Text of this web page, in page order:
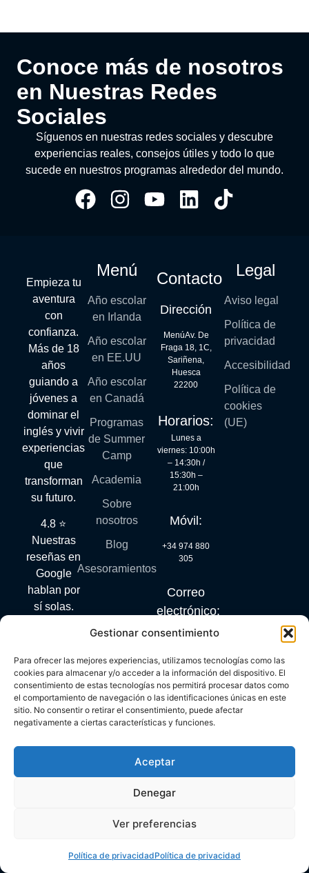
Gestionar consentimiento
Para ofrecer las mejores experiencias, utilizamos tecnologías como las
cookies para almacenar y/o acceder a la información del dispositivo. El
consentimiento de estas tecnologías nos permitirá procesar datos como
el comportamiento de navegación o las identificaciones únicas en este
sitio. No consentir o retirar el consentimiento, puede afectar
negativamente a ciertas características y funciones.
Aceptar
Denegar
Ver preferencias
Política de privacidadPolítica de privacidad
Conoce más de nosotros
en Nuestras Redes
Sociales
Síguenos en nuestras redes sociales y descubre
experiencias reales, consejos útiles y todo lo que
sucede en nuestros programas alrededor del mundo.
Empieza tu
aventura
con
confianza.
Más de 18
años
guiando a
jóvenes a
dominar el
inglés y vivir
experiencias
que
transforman
su futuro.
4.8 ⭐
Nuestras
reseñas en
Google
hablan por
sí solas.
Menú
Año escolar
en Irlanda
Año escolar
en EE.UU
Año escolar
en Canadá
Programas
de Summer
Camp
Academia
Sobre
nosotros
Blog
Asesoramientos
Contacto
Dirección
MenúAv. De
Fraga 18, 1C,
Sariñena,
Huesca
22200
Horarios:
Lunes a
viernes: 10:00h
– 14:30h /
15:30h –
21:00h
Móvil:
+34 974 880
305
Correo
electrónico:
info@mylanguagequest.com
Legal
Aviso legal
Política de
privacidad
Accesibilidad
Política de
cookies
(UE)
PROGRAMA KIT DIGITAL COFINANCIADO POR LOS
FONDOS NEXT GENERATION (EU) DEL MECANISMO
RECUPERACIÓN Y RESILIENCIA
Copyright © 2026. Todos los derechos reservados. My